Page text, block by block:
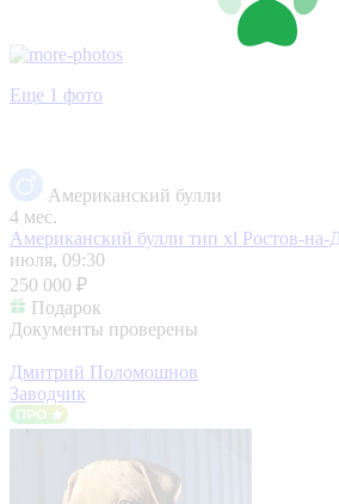
Еще 1 фото
Американский булли
4 мес.
Американский булли тип хl Ростов-на-
июля, 09:30
250 000 ₽
Подарок
Документы проверены
Дмитрий Поломошнов
Заводчик